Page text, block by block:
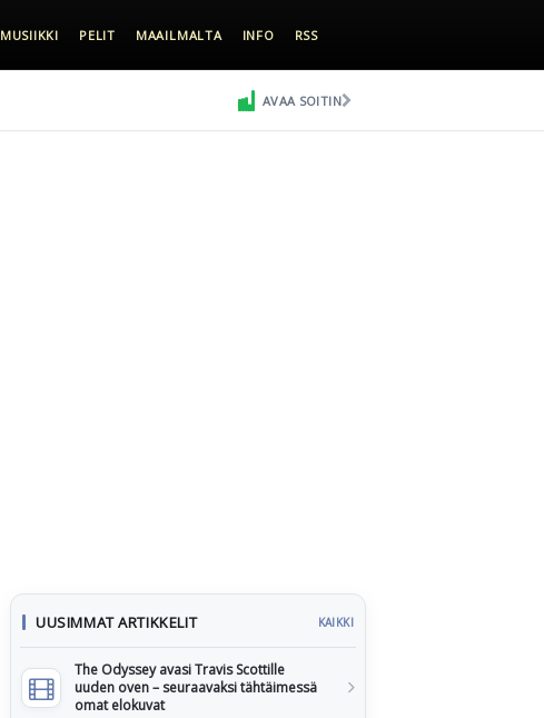
MUSIIKKI PELIT MAAILMALTA INFO RSS
AVAA SOITIN
UUSIMMAT ARTIKKELIT KAIKKI
The Odyssey avasi Travis Scottille
uuden oven – seuraavaksi tähtäimessä
omat elokuvat